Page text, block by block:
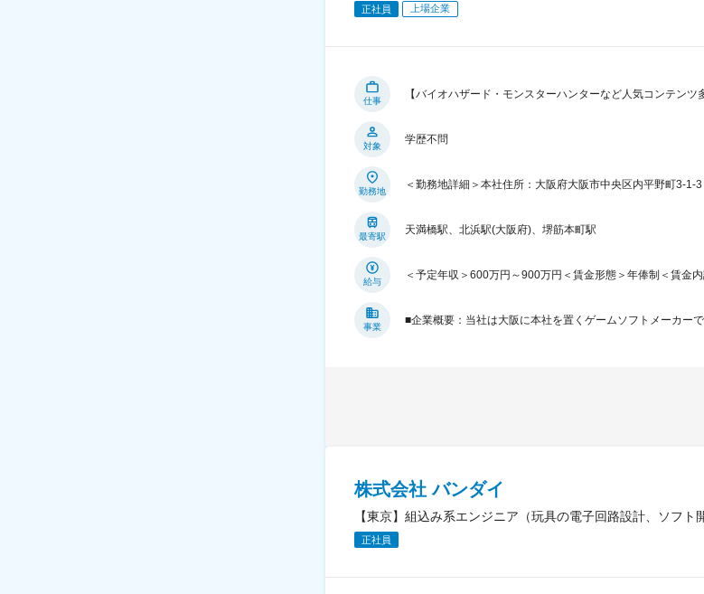
正社員 上場企業
仕事
【バイオハザード・モンスターハンターなど人気コンテン
対象
学歴不問
勤務地
＜勤務地詳細＞本社住所：大阪府大阪市中央区内平野町3-
最寄駅
天満橋駅、北浜駅(大阪府)、堺筋本町駅
給与
＜予定年収＞600万円～900万円＜賃金形態＞年俸制＜賃金
事業
■企業概要：当社は大阪に本社を置くゲームソフトメーカー
株式会社 バンダイ
【東京】組込み系エンジニア（玩具の電子回路設計、ソフ
正社員